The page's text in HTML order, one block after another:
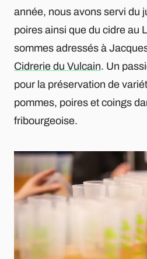
année, nous avons servi du
poires ainsi que du cidre au
sommes adressés à
Cidrerie du Vulcain. Un
pour la préservation de
pommes, poires et coings
fribourgeoise.